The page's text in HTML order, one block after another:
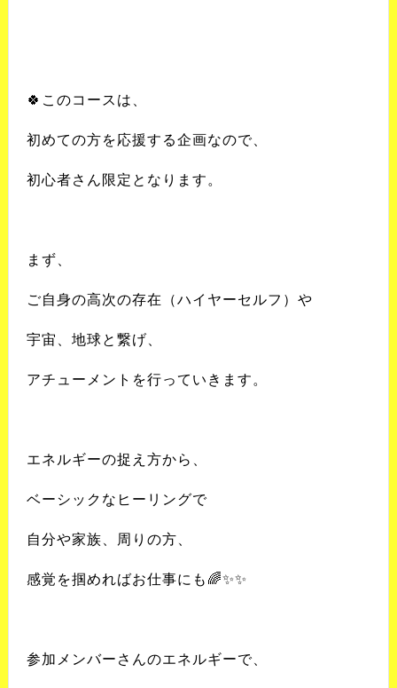
🍀 このコースは、
初めての方を応援する企画なので、
初心者さん限定となります。
まず、
ご自身の高次の存在（ハイヤーセルフ）や
宇宙、地球と繋げ、
アチューメントを行っていきます。
エネルギーの捉え方から、
ベーシックなヒーリングで
自分や家族、周りの方、
感覚を掴めればお仕事にも🌈✨✨
参加メンバーさんのエネルギーで、